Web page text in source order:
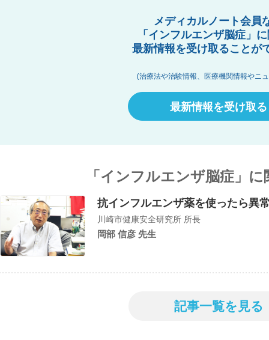
メディカルノート会員
「インフルエンザ脳症」
最新情報を受け取ることが
(治療法や治験情報、医療機関情報やニ
最新情報を受け取る
「インフルエンザ脳症」
抗インフルエンザ薬を使ったら異
川崎市健康安全研究所 所長
岡部 信彦 先生
記事一覧を見る